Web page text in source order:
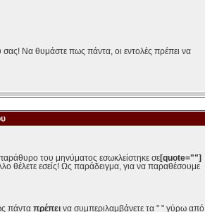
σας! Να θυμάστε πως πάντα, οι εντολές πρέπει να
του μηνύματος εσωκλείστηκε σε[quote=""]
θέλετε εσείς! Ως παράδειγμα, για να παραθέσουμε
πάντα πρέπει να συμπεριλαμβάνετε τα " " γύρω από